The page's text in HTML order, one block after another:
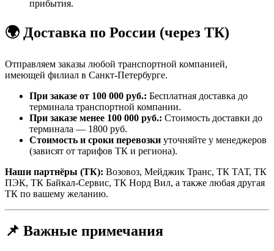
прибытия.
🌍 Доставка по России (через ТК)
Отправляем заказы любой транспортной компанией,
имеющей филиал в Санкт-Петербурге.
При заказе от 100 000 руб.: Бесплатная доставка до
терминала транспортной компании.
При заказе менее 100 000 руб.: Стоимость доставки до
терминала — 1800 руб.
Стоимость и сроки перевозки уточняйте у менеджеров
(зависят от тарифов ТК и региона).
Наши партнёры (ТК): Возовоз, Мейджик Транс, ТК ТАТ, ТК
ПЭК, ТК Байкал-Сервис, ТК Норд Вил, а также любая другая
ТК по вашему желанию.
📌 Важные примечания